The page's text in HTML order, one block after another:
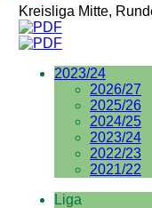
Kreisliga Mitte,
2023/24
2026/27
2025/26
2024/25
2023/24
2022/23
2021/22
Liga